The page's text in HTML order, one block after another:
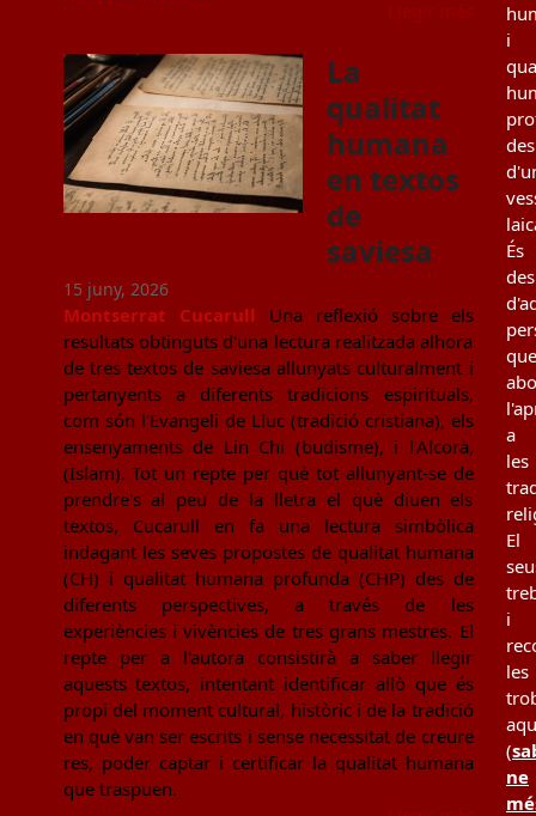
La
qualitat
humana
en textos
de
saviesa
15 juny, 2026
Montserrat Cucarull Una reflexió sobre els
resultats obtinguts d'una lectura realitzada alhora
de tres textos de saviesa allunyats culturalment i
pertanyents a diferents tradicions espirituals,
com són l'Evangeli de Lluc (tradició cristiana), els
ensenyaments de Lin Chi (budisme), i l'Alcorà,
(Islam). Tot un repte per què tot allunyant-se de
prendre's al peu de la lletra el què diuen els
textos, Cucarull en fa una lectura simbòlica
indagant les seves propostes de qualitat humana
(CH) i qualitat humana profunda (CHP) des de
diferents perspectives, a través de les
experiències i vivències de tres grans mestres. El
repte per a l'autora consistirà a saber llegir
aquests textos, intentant identificar allò que és
propi del moment cultural, històric i de la tradició
en què van ser escrits i sense necessitat de creure
res, poder captar i certificar la qualitat humana
que traspuen.
i
des
És
des
que
a
les
El
i
les
(
ne